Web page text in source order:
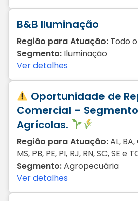
B&B Iluminação
Região para Atuação: Todo
Segmento: Iluminação
Ver detalhes
Oportunidade de
Comercial –
Agrícolas.
Região para Atuação:AL,
MS, PB, PE, PI, RJ, RN, SC, SE e
Segmento:Agropecuária
Ver detalhes